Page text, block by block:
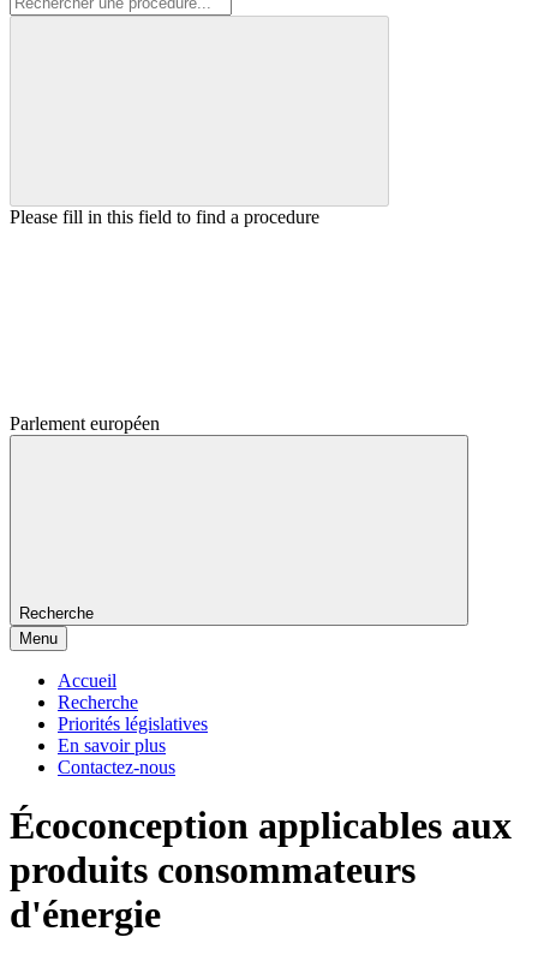
Please fill in this field to find a procedure
Parlement européen
Recherche
Menu
Accueil
Recherche
Priorités législatives
En savoir plus
Contactez-nous
Écoconception applicables aux
produits consommateurs
d'énergie